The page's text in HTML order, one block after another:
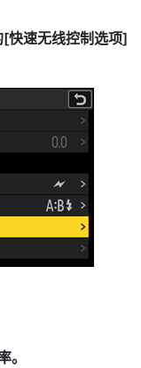
[快速无线控制选项]
。